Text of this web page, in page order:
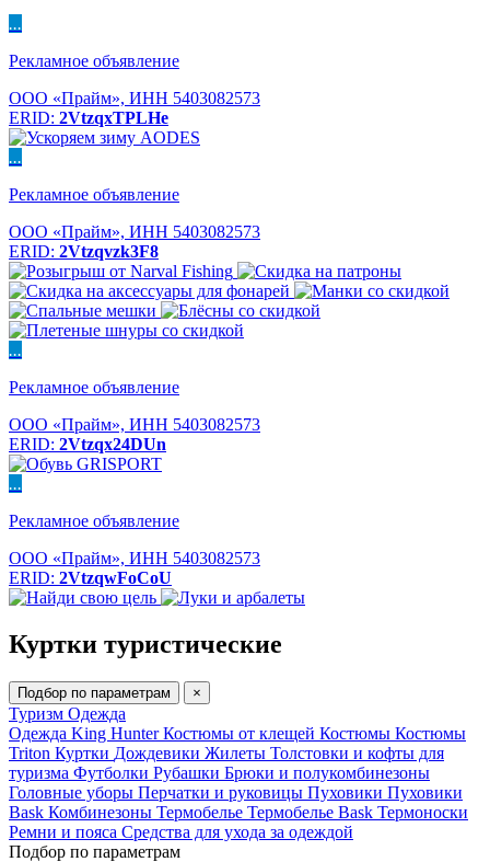
...
Рекламное объявление
ООО «Прайм», ИНН 5403082573
ERID: 2VtzqxTPLHe
...
Рекламное объявление
ООО «Прайм», ИНН 5403082573
ERID: 2Vtzqvzk3F8
...
Рекламное объявление
ООО «Прайм», ИНН 5403082573
ERID: 2Vtzqx24DUn
...
Рекламное объявление
ООО «Прайм», ИНН 5403082573
ERID: 2VtzqwFoCoU
Куртки туристические
Подбор по параметрам ×
Туризм Одежда
Одежда King HunterКостюмы от клещей Костюмы Костюмы
Triton Куртки Дождевики Жилеты Толстовки и кофты для
туризма Футболки Рубашки Брюки и полукомбинезоны
Головные уборы Перчатки и руковицы Пуховики Пуховики
Bask Комбинезоны Термобелье Термобелье Bask Термоноски
Ремни и пояса Средства для ухода за одеждой
Подбор по параметрам